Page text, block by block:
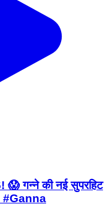
गन्ने की नई सुपरहिट
#Ganna